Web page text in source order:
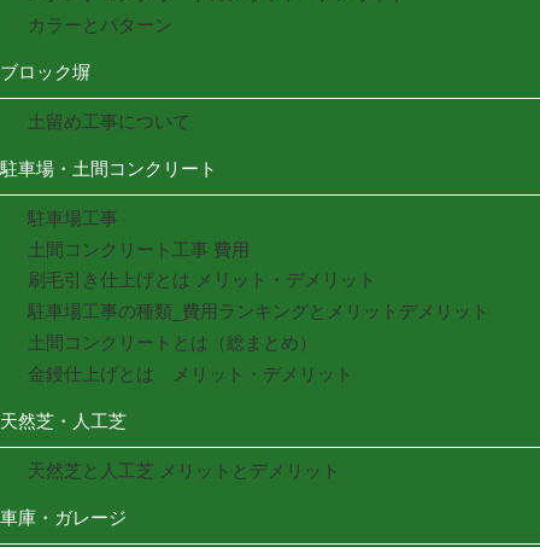
カラーとパターン
ブロック塀
土留め工事について
駐車場・土間コンクリート
駐車場工事
土間コンクリート工事 費用
刷毛引き仕上げとは メリット・デメリット
駐車場工事の種類_費用ランキングとメリットデメリット
土間コンクリートとは（総まとめ）
金鏝仕上げとは メリット・デメリット
天然芝・人工芝
天然芝と人工芝 メリットとデメリット
車庫・ガレージ